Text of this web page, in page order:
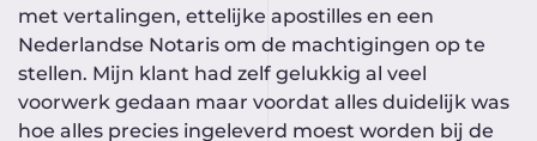
met vertalingen, ettelijke apostilles en een
Nederlandse Notaris om de machtigingen op te
stellen. Mijn klant had zelf gelukkig al veel
voorwerk gedaan maar voordat alles duidelijk was
hoe alles precies ingeleverd moest worden bij de